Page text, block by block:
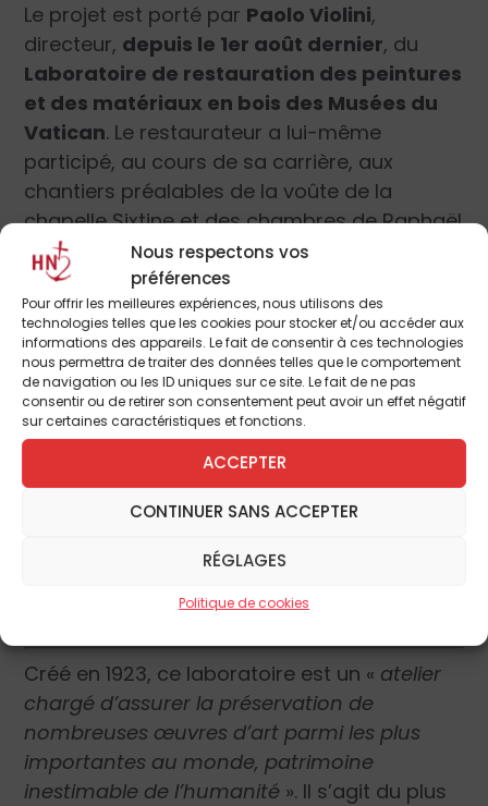
Nous respectons vos
préférences
Pour offrir les meilleures expériences, nous utilisons des
technologies telles que les cookies pour stocker et/ou accéder aux
informations des appareils. Le fait de consentir à ces technologies
nous permettra de traiter des données telles que le comportement
de navigation ou les ID uniques sur ce site. Le fait de ne pas
consentir ou de retirer son consentement peut avoir un effet négatif
sur certaines caractéristiques et fonctions.
ACCEPTER
CONTINUER SANS ACCEPTER
RÉGLAGES
Politique de cookies
Le projet est porté par Paolo Violini,
directeur, depuis le 1er août dernier, du
Laboratoire de restauration des peintures
et des matériaux en bois des Musées du
Vatican. Le restaurateur a lui-même
participé, au cours de sa carrière, aux
chantiers préalables de la voûte de la
chapelle Sixtine et des chambres de Raphaël
depuis son arrivée à l’atelier du Vatican en
1988.
Ces articles pourraient vous intéresser :
Les États généraux du patrimoine religieux
et la question de l’avenir des églises de
Quelle suite donner aux États généraux du
Patrimoine religieux ?
Notre quinzaine : La beauté sauvera nos
Créé en 1923, ce laboratoire est un « atelier
chargé d’assurer la préservation de
nombreuses œuvres d’art parmi les plus
importantes au monde, patrimoine
inestimable de l’humanité ». Il s’agit du plus